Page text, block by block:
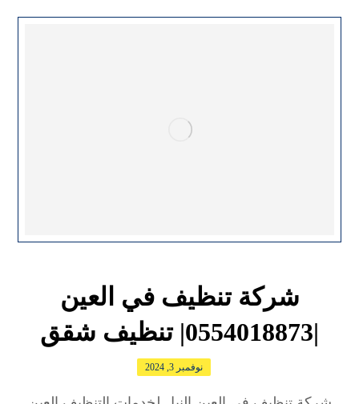
شركة تنظيف في العين
|0554018873| تنظيف شقق
نوفمبر 3, 2024